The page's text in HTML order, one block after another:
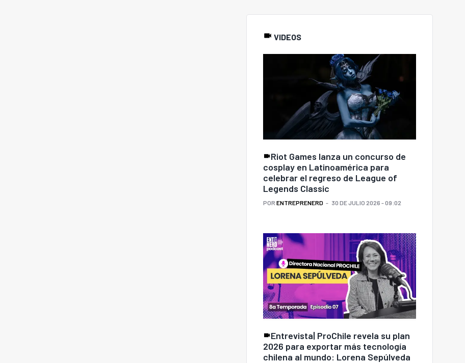
VIDEOS
Riot Games lanza un concurso de
cosplay en Latinoamérica para
celebrar el regreso de League of
Legends Classic
POR ENTREPRENERD 30 DE JULIO 2026 - 09:02
Entrevista| ProChile revela su plan
2026 para exportar más tecnología
chilena al mundo: Lorena Sepúlveda